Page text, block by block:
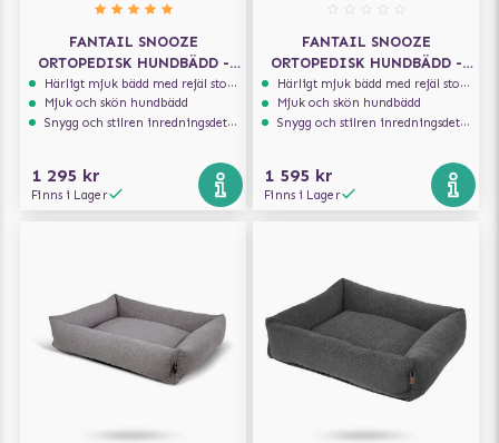
FANTAIL SNOOZE
ORTOPEDISK HUNDBÄDD -
ICONIC PINK
Härligt mjuk bädd med rejäl stoppning som håller formen
Mjuk och skön hundbädd
Snygg och stilren inredningsdetalj
1 295 kr
Finns i Lager
FANTAIL SNOOZE
ORTOPEDISK HUNDBÄDD -
EPIC GREY
Härligt mjuk bädd med rejäl stoppning som håller formen
Mjuk och skön hundbädd
Snygg och stilren inredningsdetalj
1 595 kr
Finns i Lager